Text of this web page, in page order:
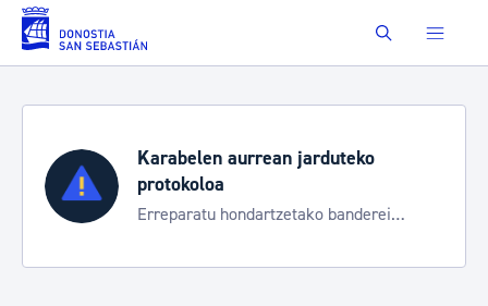
Eduki nagusira joan Buscar
Karabelen aurrean jarduteko
protokoloa
Erreparatu hondartzetako banderei